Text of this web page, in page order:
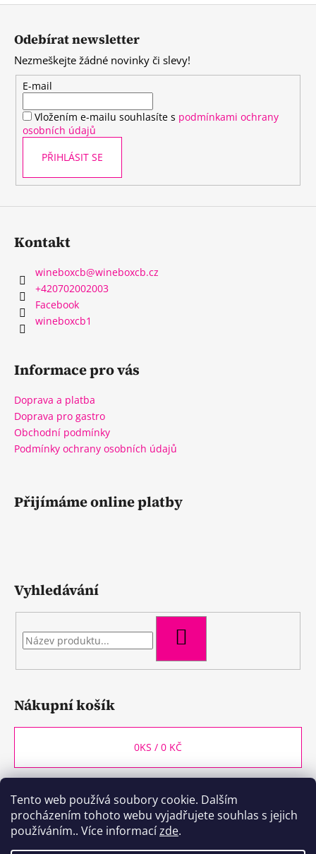
Tento web používá soubory cookie. Dalším
procházením tohoto webu vyjadřujete souhlas s jejich
používáním.. Více informacízde.
Z
Odebírat newsletter
Nezmeškejte žádné novinky či slevy!
E-mail
Vložením e-mailu souhlasíte s podmínkami ochrany
osobních údajů
PŘIHLÁSIT SE
Kontakt
wineboxcb@wineboxcb.cz
+420702002003
Facebook
wineboxcb1
Informace pro vás
Doprava a platba
Doprava pro gastro
Obchodní podmínky
Podmínky ochrany osobních údajů
Přijímáme online platby
Vyhledávání
Nákupní košík
0KS / 0 KČ
WineBox CB Kozlovna CB Plzeňka CB